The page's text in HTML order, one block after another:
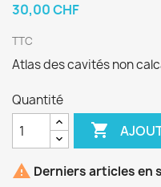
30,00 CHF
TTC
Atlas des cavités non
Quantité

 Derniers articles en